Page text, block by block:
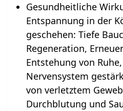
Gesundheitliche
Entspannung in der
geschehen‏‎: Tiefe Bauchatmung,
Regeneration,
Entstehung von
Nervensystem
von verletztem
Durchblutung und